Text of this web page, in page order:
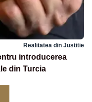
Realitatea din Justitie
introducerea
din Turcia